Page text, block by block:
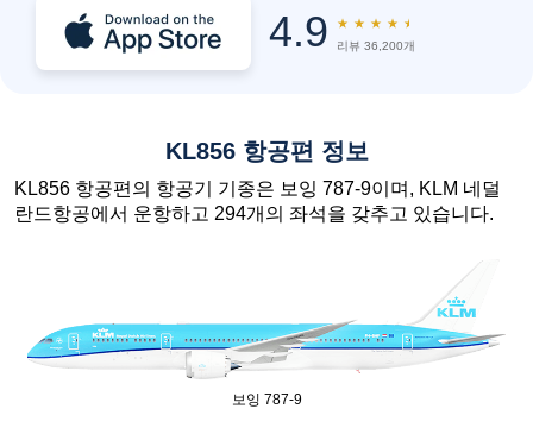
4.9 ★ ★ ★ ★ ★
리뷰 36,200개
KL856 항공편 정보
KL856 항공편의 항공기 기종은 보잉 787-9이며, KLM 네덜
란드항공에서 운항하고 294개의 좌석을 갖추고 있습니다.
보잉 787-9